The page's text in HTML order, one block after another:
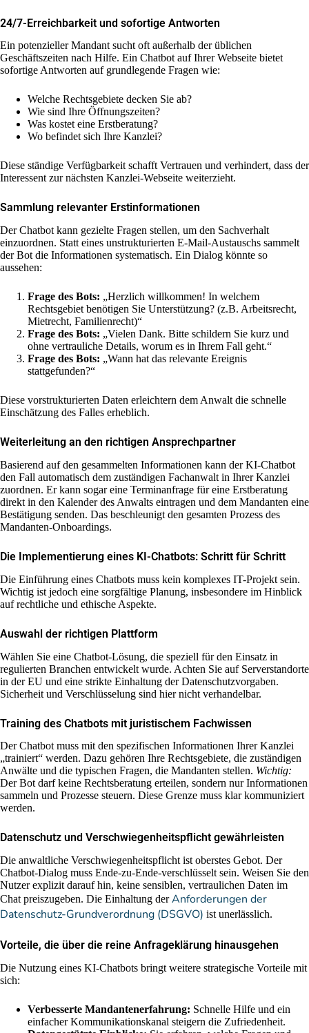
24/7-Erreichbarkeit und sofortige Antworten
Ein potenzieller Mandant sucht oft außerhalb der üblichen
Geschäftszeiten nach Hilfe. Ein Chatbot auf Ihrer Webseite bietet
sofortige Antworten auf grundlegende Fragen wie:
Welche Rechtsgebiete decken Sie ab?
Wie sind Ihre Öffnungszeiten?
Was kostet eine Erstberatung?
Wo befindet sich Ihre Kanzlei?
Diese ständige Verfügbarkeit schafft Vertrauen und verhindert, dass der
Interessent zur nächsten Kanzlei-Webseite weiterzieht.
Sammlung relevanter Erstinformationen
Der Chatbot kann gezielte Fragen stellen, um den Sachverhalt
einzuordnen. Statt eines unstrukturierten E-Mail-Austauschs sammelt
der Bot die Informationen systematisch. Ein Dialog könnte so
aussehen:
Frage des Bots: „Herzlich willkommen! In welchem
Rechtsgebiet benötigen Sie Unterstützung? (z.B. Arbeitsrecht,
Mietrecht, Familienrecht)“
Frage des Bots: „Vielen Dank. Bitte schildern Sie kurz und
ohne vertrauliche Details, worum es in Ihrem Fall geht.“
Frage des Bots: „Wann hat das relevante Ereignis
stattgefunden?“
Diese vorstrukturierten Daten erleichtern dem Anwalt die schnelle
Einschätzung des Falles erheblich.
Weiterleitung an den richtigen Ansprechpartner
Basierend auf den gesammelten Informationen kann der KI-Chatbot
den Fall automatisch dem zuständigen Fachanwalt in Ihrer Kanzlei
zuordnen. Er kann sogar eine Terminanfrage für eine Erstberatung
direkt in den Kalender des Anwalts eintragen und dem Mandanten eine
Bestätigung senden. Das beschleunigt den gesamten Prozess des
Mandanten-Onboardings.
Die Implementierung eines KI-Chatbots: Schritt für Schritt
Die Einführung eines Chatbots muss kein komplexes IT-Projekt sein.
Wichtig ist jedoch eine sorgfältige Planung, insbesondere im Hinblick
auf rechtliche und ethische Aspekte.
Auswahl der richtigen Plattform
Wählen Sie eine Chatbot-Lösung, die speziell für den Einsatz in
regulierten Branchen entwickelt wurde. Achten Sie auf Serverstandorte
in der EU und eine strikte Einhaltung der Datenschutzvorgaben.
Sicherheit und Verschlüsselung sind hier nicht verhandelbar.
Training des Chatbots mit juristischem Fachwissen
Der Chatbot muss mit den spezifischen Informationen Ihrer Kanzlei
„trainiert“ werden. Dazu gehören Ihre Rechtsgebiete, die zuständigen
Anwälte und die typischen Fragen, die Mandanten stellen. Wichtig:
Der Bot darf keine Rechtsberatung erteilen, sondern nur Informationen
sammeln und Prozesse steuern. Diese Grenze muss klar kommuniziert
werden.
Datenschutz und Verschwiegenheitspflicht gewährleisten
Die anwaltliche Verschwiegenheitspflicht ist oberstes Gebot. Der
Chatbot-Dialog muss Ende-zu-Ende-verschlüsselt sein. Weisen Sie den
Nutzer explizit darauf hin, keine sensiblen, vertraulichen Daten im
Chat preiszugeben. Die Einhaltung derAnforderungen der
Datenschutz-Grundverordnung (DSGVO) ist unerlässlich.
Vorteile, die über die reine Anfrageklärung hinausgehen
Die Nutzung eines KI-Chatbots bringt weitere strategische Vorteile mit
sich:
Verbesserte Mandantenerfahrung: Schnelle Hilfe und ein
einfacher Kommunikationskanal steigern die Zufriedenheit.